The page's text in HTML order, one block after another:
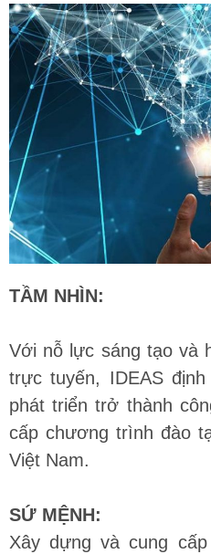
TẦM NHÌN:
Với nỗ lực sáng tạo và
trực tuyến, IDEAS
phát triển trở thành
cấp chương trình đào
Việt Nam.
SỨ MỆNH:
Xây dựng và cung